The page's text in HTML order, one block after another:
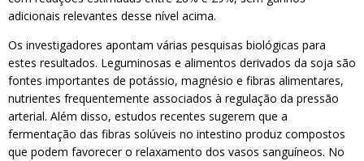
adicionais relevantes desse nível acima.
Os investigadores apontam várias pesquisas biológicas para
estes resultados. Leguminosas e alimentos derivados da soja são
fontes importantes de potássio, magnésio e fibras alimentares,
nutrientes frequentemente associados à regulação da pressão
arterial. Além disso, estudos recentes sugerem que a
fermentação das fibras solúveis no intestino produz compostos
que podem favorecer o relaxamento dos vasos sanguíneos. No